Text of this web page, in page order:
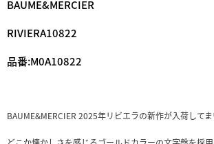
BAUME&MERCIER
RIVIERA10822
品番:M0A10822
BAUME&MERCIER 2025年リビエラの新作が入荷してま